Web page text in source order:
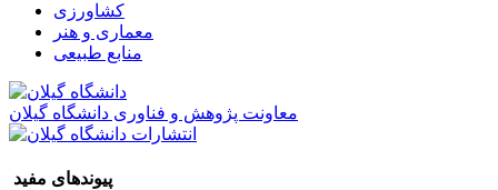
کشاورزی
معماری و هنر
منابع طبیعی
معاونت پژوهش و فناوری دانشگاه گیلان
پیوندهای مفید